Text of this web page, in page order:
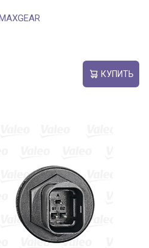
КУПИТЬ